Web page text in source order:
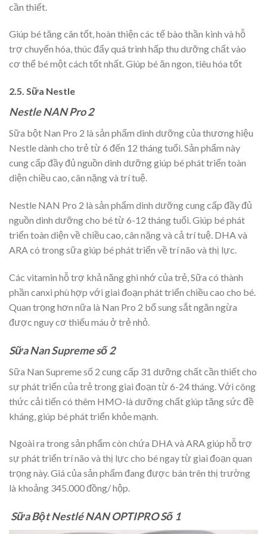
cần thiết.
Giúp bé tăng cân tốt, hoàn thiện các tế bào thần kinh và hỗ
trợ chuyển hóa, thúc đẩy quá trình hấp thu dưỡng chất vào
cơ thể bé một cách tốt nhất. Giúp bé ăn ngon, tiêu hóa tốt
2.5. Sữa Nestle
Nestle NAN Pro 2
Sữa bột Nan Pro 2 là sản phẩm dinh dưỡng của thương hiệu
Nestle dành cho trẻ từ 6 đến 12 tháng tuổi. Sản phẩm này
cung cấp đầy đủ nguồn dinh dưỡng giúp bé phát triển toàn
diện chiều cao, cân nặng và trí tuệ.
Nestle NAN Pro 2 là sản phẩm dinh dưỡng cung cấp đầy đủ
nguồn dinh dưỡng cho bé từ 6-12 tháng tuổi. Giúp bé phát
triển toàn diện về chiều cao, cân nặng và cả trí tuệ. DHA và
ARA có trong sữa giúp bé phát triển về trí não và thị lực.
Các vitamin hỗ trợ khả năng ghi nhớ của trẻ, Sữa có thành
phần canxi phù hợp với giai đoạn phát triển chiều cao cho bé.
Quan trọng hơn nữa là Nan Pro 2 bổ sung sắt ngăn ngừa
được nguy cơ thiếu máu ở trẻ nhỏ.
Sữa Nan Supreme số 2
Sữa Nan Supreme số 2 cung cấp 31 dưỡng chất cần thiết cho
sự phát triển của trẻ trong giai đoạn từ 6-24 tháng. Với công
thức cải tiến có thêm HMO-là dưỡng chất giúp tăng sức đề
kháng, giúp bé phát triển khỏe mạnh.
Ngoài ra trong sản phẩm còn chứa DHA và ARA giúp hỗ trợ
sự phát triển trí não và thị lực cho bé ngay từ giai đoạn quan
trọng này. Giá của sản phẩm đang được bán trên thị trường
là khoảng 345.000 đồng/ hộp.
Sữa Bột Nestlé NAN OPTIPRO Số 1